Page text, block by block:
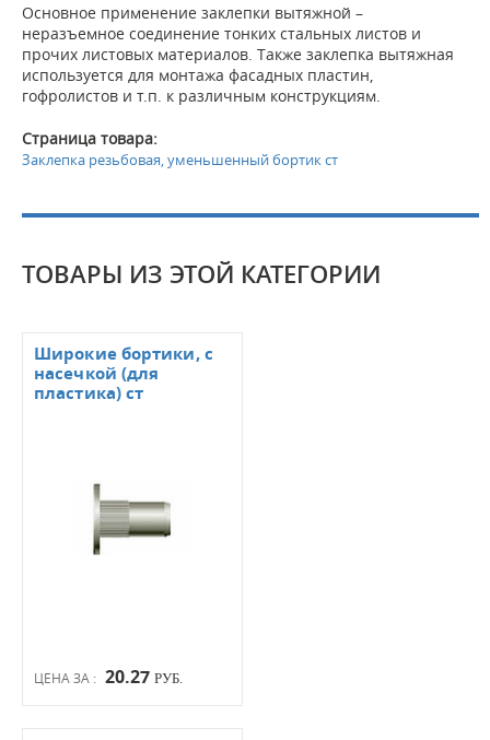
Основное применение заклепки вытяжной –
неразъемное соединение тонких стальных листов и
прочих листовых материалов. Также заклепка вытяжная
используется для монтажа фасадных пластин,
гофролистов и т.п. к различным конструкциям.
Страница товара:
Заклепка резьбовая, уменьшенный бортик ст
ТОВАРЫ ИЗ ЭТОЙ КАТЕГОРИИ
ЦЕНА ЗА : 20.27 РУБ.
Широкие бортики, с
насечкой (для
пластика) ст